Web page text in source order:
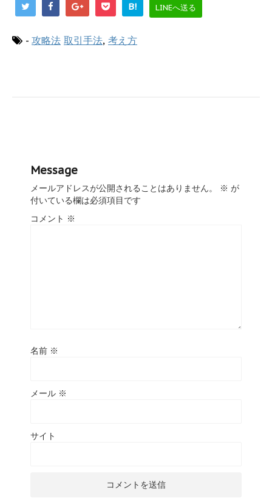
B! LINEへ送る
- 攻略法 取引手法, 考え方
Message
メールアドレスが公開されることはありません。 ※ が
付いている欄は必須項目です
コメント ※
名前 ※
メール ※
サイト